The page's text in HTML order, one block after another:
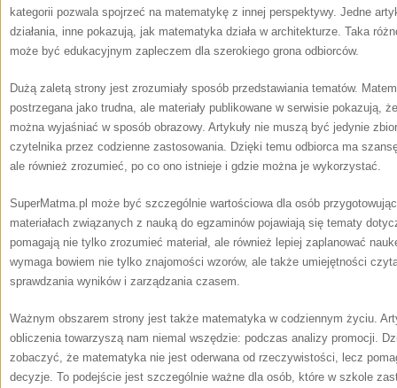
kategorii pozwala spojrzeć na matematykę z innej perspektywy. Jedne
działania, inne pokazują, jak matematyka działa w architekturze. Taka
może być edukacyjnym zapleczem dla szerokiego grona odbiorców.
Dużą zaletą strony jest zrozumiały sposób przedstawiania tematów.
postrzegana jako trudna, ale materiały publikowane w serwisie pokazują,
można wyjaśniać w sposób obrazowy. Artykuły nie muszą być jedynie
czytelnika przez codzienne zastosowania. Dzięki temu odbiorca ma
ale również zrozumieć, po co ono istnieje i gdzie można je wykorzystać.
SuperMatma.pl może być szczególnie wartościowa dla osób
materiałach związanych z nauką do egzaminów pojawiają się tematy
pomagają nie tylko zrozumieć materiał, ale również lepiej zaplanować
wymaga bowiem nie tylko znajomości wzorów, ale także umiejętności
sprawdzania wyników i zarządzania czasem.
Ważnym obszarem strony jest także matematyka w codziennym życiu.
obliczenia towarzyszą nam niemal wszędzie: podczas analizy promocji.
zobaczyć, że matematyka nie jest oderwana od rzeczywistości, lecz
decyzje. To podejście jest szczególnie ważne dla osób, które w szkole